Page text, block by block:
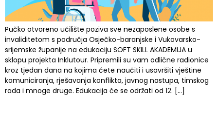
Pučko otvoreno učilište poziva sve nezaposlene osobe s
invaliditetom s područja Osječko-baranjske i Vukovarsko-
srijemske županije na edukaciju SOFT SKILL AKADEMIJA u
sklopu projekta Inklutour. Pripremili su vam odlične radionice
kroz tjedan dana na kojima ćete naučiti i usavršiti vještine
komuniciranja, rješavanja konflikta, javnog nastupa, timskog
rada i mnoge druge. Edukacija će se održati od 12. […]